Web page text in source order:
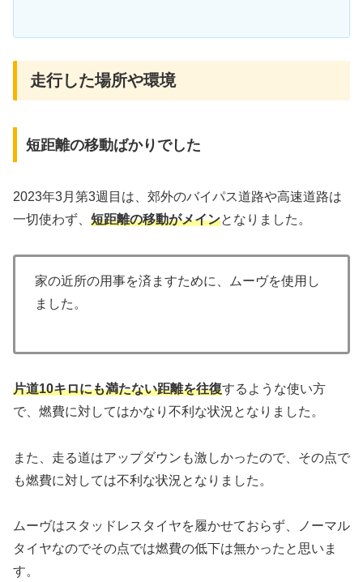
走行した場所や環境
短距離の移動ばかりでした
2023年3月第3週目は、郊外のバイパス道路や高速道路は
一切使わず、 短距離の移動がメインとなりました。
家の近所の用事を済ますために、ムーヴを使用し
ました。
片道10キロにも満たない距離を往復するような使い方
で、燃費に対してはかなり不利な状況となりました。
また、走る道はアップダウンも激しかったので、その点で
も燃費に対しては不利な状況となりました。
ムーヴはスタッドレスタイヤを履かせておらず、ノーマル
タイヤなのでその点では燃費の低下は無かったと思いま
す。